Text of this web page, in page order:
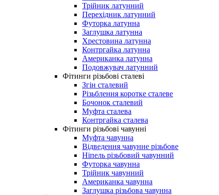
Трійник латунний
Перехідник латунний
Футорка латунна
Заглушка латунна
Хрестовина латунна
Контргайка латунна
Американка латунна
Подовжувач латунний
Фітинги різьбові сталеві
Згін сталевий
Різьблення коротке сталеве
Бочонок сталевий
Муфта сталева
Контргайка сталева
Фітинги різьбові чавунні
Муфта чавунна
Відведення чавунне різьбове
Ніпель різьбовий чавунний
Футорка чавунна
Трійник чавунний
Американка чавунна
Заглушка різьбова чавунна